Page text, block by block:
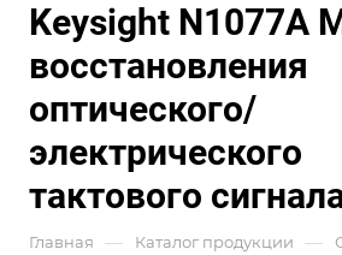
Keysight N1077A
восстановления
оптического/
электрического
тактового
Главная — Каталог продукции —